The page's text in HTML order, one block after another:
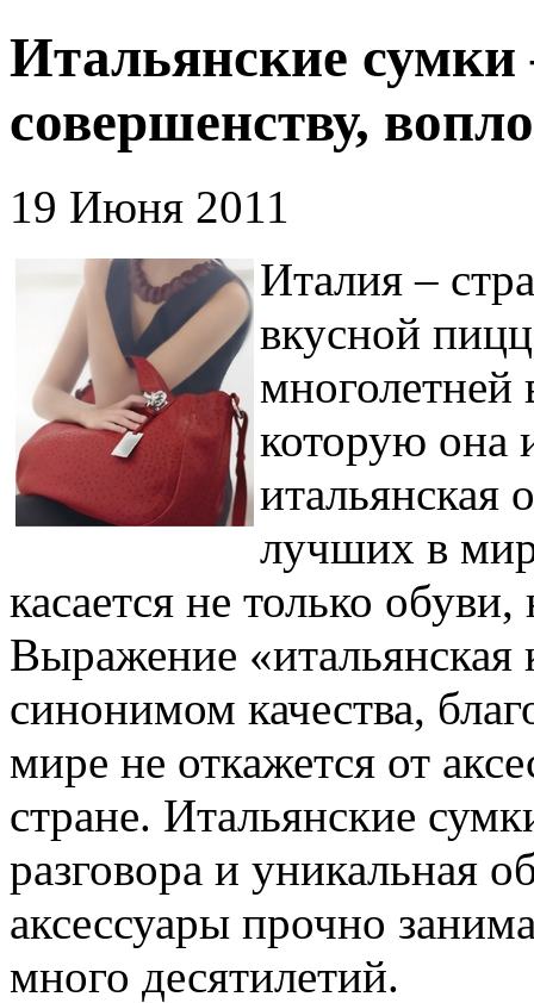
Итальянские сумки
совершенству,
19 Июня 2011
Италия –
вкусной
которую она
итальянская
лучших в
касается не только
Выражение «итальянская
синонимом качества,
мире не откажется от
стране. Итальянские
разговора и уникальная
аксессуары прочно
много десятилетий.